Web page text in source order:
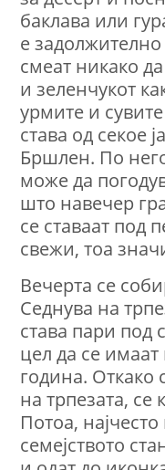
баклава или
е
смеат никако
и зеленчукот
урмите и
става од секое
Бршлен. По
може да
што навечер
се ставаат под
свежи, тоа
Вечерта се
Седнува на
става пари под
цел да се имаат
година. Oткако
на трпезата, cе
Потоа,
семејството